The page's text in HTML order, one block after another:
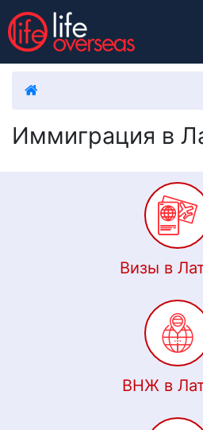
Иммиграция в
Визы в
ВНЖ в